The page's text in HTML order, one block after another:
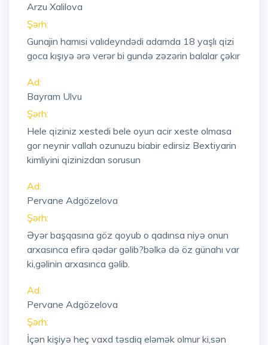
Arzu Xalilova
Şərh:
Gunajin hamısi valıdeyndədi adamda 18 yaşlı qizi
goca kışıyə ərə verər bi gundə zəzərin balalar çəkır
Ad:
Bayram Ulvu
Şərh:
Hele qiziniz xestedi bele oyun acir xeste olmasa
gor neynir vallah ozunuzu biabir edirsiz Bextiyarin
kimliyini qizinizdan sorusun
Ad:
Pervane Adgözelova
Şərh:
Əyər başqasına göz qoyub o qadınsa niyə onun
arxasınca efirə qədər gəlib?bəlkə də öz günahı var
ki,gəlinin arxasınca gəlib.
Ad:
Pervane Adgözelova
Şərh:
İçən kişiyə heç vaxd təsdiq eləmək olmur ki,sən